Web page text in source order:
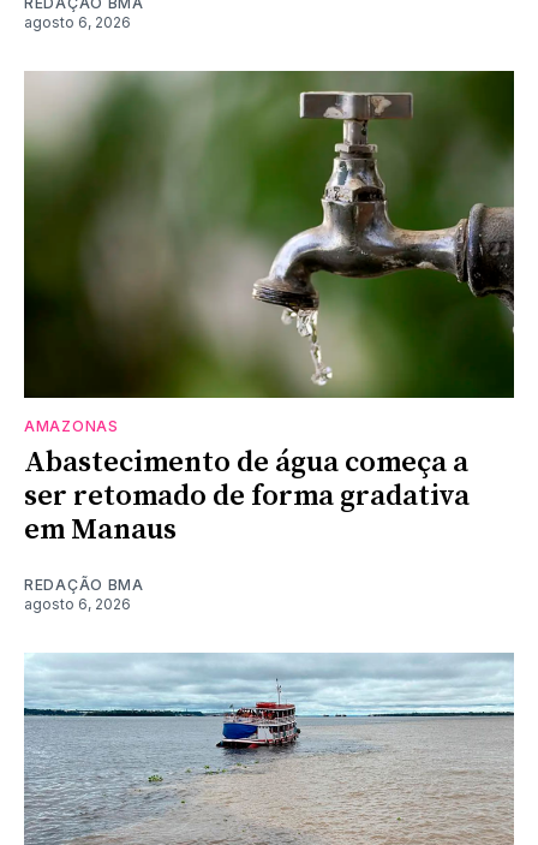
agosto 6, 2026
AMAZONAS
Abastecimento de água começa a
ser retomado de forma gradativa
em Manaus
REDAÇÃO BMA
agosto 6, 2026